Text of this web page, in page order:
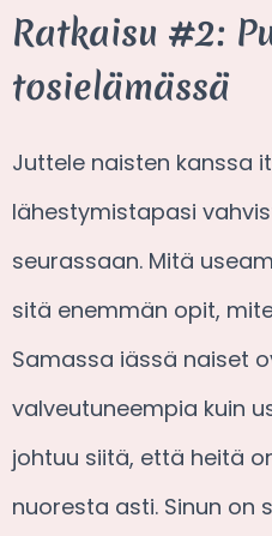
Ratkaisu #2:
tosielämässä
Juttele naisten kanssa
lähestymistapasi
seurassaan. Mitä
sitä enemmän opit,
Samassa iässä naiset
valveutuneempia kuin
johtuu siitä, että heitä
nuoresta asti. Sinun on